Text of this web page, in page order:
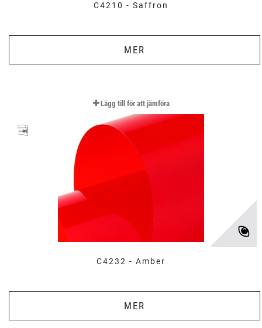
C4210 - Saffron
MER
C4232 - Amber
MER
Lägg till för att jämföra